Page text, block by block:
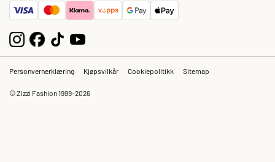
Personvernerklæring Kjøpsvilkår Cookiepolitikk Sitemap
© Zizzi Fashion 1999-2026